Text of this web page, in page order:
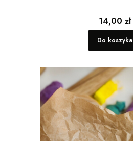
Cena
14,00 zł
Do koszyka